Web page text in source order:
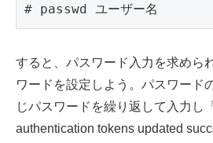
# passwd ユーザー名
すると、パスワード入力を求めら
ワードを設定しよう。パスワード
じパスワードを繰り返して入力し
authentication tokens updated